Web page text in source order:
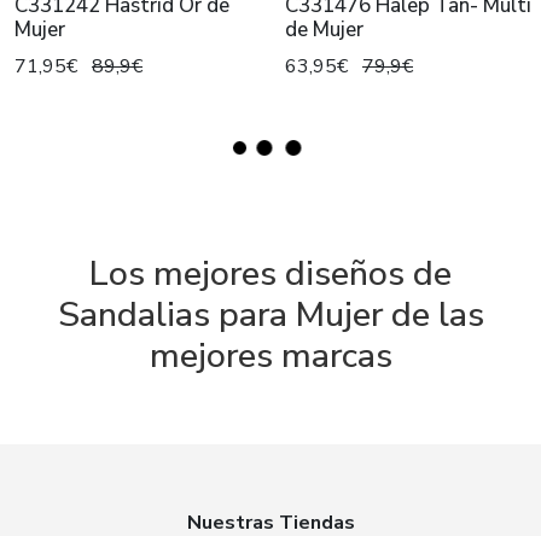
Mujer
71,95€ 89,9€
de Mujer
63,95€ 79,9€
Los mejores diseños de
Sandalias para Mujer de las
mejores marcas
Nuestras Tiendas